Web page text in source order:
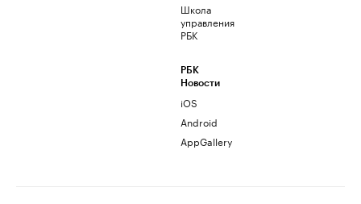
Школа
управления
РБК
РБК
Новости
iOS
Android
AppGallery